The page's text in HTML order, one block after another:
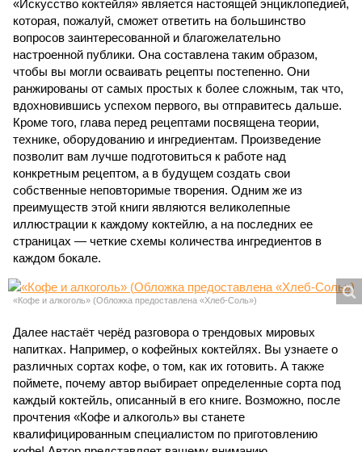
«Искусство коктейля» является настоящей энциклопедией,
которая, пожалуй, сможет ответить на большинство
вопросов заинтересованной и благожелательно
настроенной публики. Она составлена таким образом,
чтобы вы могли осваивать рецепты постепенно. Они
ранжированы от самых простых к более сложным, так что,
вдохновившись успехом первого, вы отправитесь дальше.
Кроме того, глава перед рецептами посвящена теории,
технике, оборудованию и ингредиентам. Произведение
позволит вам лучше подготовиться к работе над
конкретным рецептом, а в будущем создать свои
собственные неповторимые творения. Одним же из
преимуществ этой книги являются великолепные
иллюстрации к каждому коктейлю, а на последних ее
страницах — четкие схемы количества ингредиентов в
каждом бокале.
«Кофе и алкоголь» (Обложка предоставлена «Хлеб-Соль»)
Далее настаёт черёд разговора о трендовых мировых
напитках. Например, о кофейных коктейлях. Вы узнаете о
различных сортах кофе, о том, как их готовить. А также
поймете, почему автор выбирает определенные сорта под
каждый коктейль, описанный в его книге. Возможно, после
прочтения «Кофе и алкоголь» вы станете
квалифицированным специалистом по приготовлению